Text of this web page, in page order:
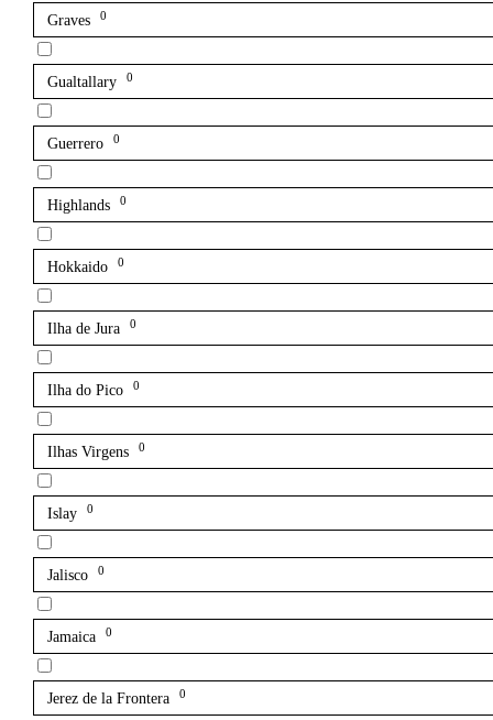
Graves 0
Gualtallary 0
Guerrero 0
Highlands 0
Hokkaido 0
Ilha de Jura 0
Ilha do Pico 0
Ilhas Virgens 0
Islay 0
Jalisco 0
Jamaica 0
Jerez de la Frontera 0